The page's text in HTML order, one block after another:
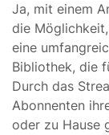
Ja, mit einem
die
eine
Bibliothek, die
Durch das
Abonnenten
oder zu Hause